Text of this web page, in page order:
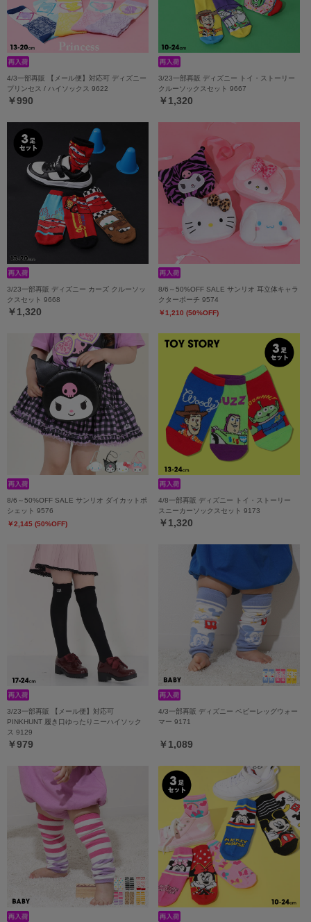
4/3一部再販 【メール便】対応可 ディズニー
プリンセス / ハイソックス 9622
￥990
3/23一部再販 ディズニー トイ・ストーリー
クルーソックスセット 9667
￥1,320
3/23一部再販 ディズニー カーズ クルーソッ
クスセット 9668
￥1,320
8/6～50%OFF SALE サンリオ 耳立体キャラ
クターポーチ 9574
￥1,210 (50%OFF)
8/6～50%OFF SALE サンリオ ダイカットポ
シェット 9576
￥2,145 (50%OFF)
4/8一部再販 ディズニー トイ・ストーリー
スニーカーソックスセット 9173
￥1,320
3/23一部再販 【メール便】対応可
PINKHUNT 履き口ゆったりニーハイソック
ス 9129
￥979
4/3一部再販 ディズニー ベビーレッグウォー
マー 9171
￥1,089